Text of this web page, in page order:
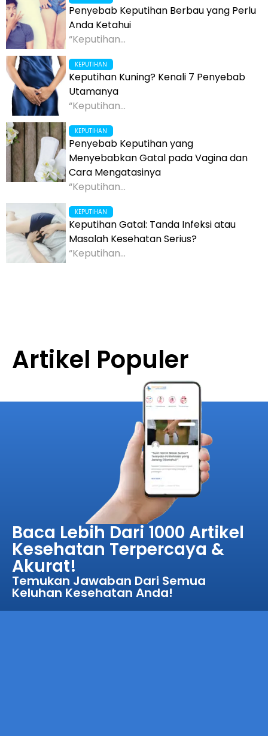
Penyebab Keputihan Berbau yang Perlu
Anda Ketahui
“Keputihan...
KEPUTIHAN
Keputihan Kuning? Kenali 7 Penyebab
Utamanya
“Keputihan...
KEPUTIHAN
Penyebab Keputihan yang
Menyebabkan Gatal pada Vagina dan
Cara Mengatasinya
“Keputihan...
KEPUTIHAN
Keputihan Gatal: Tanda Infeksi atau
Masalah Kesehatan Serius?
“Keputihan...
Artikel Populer
Baca Lebih Dari 1000 Artikel
Kesehatan Terpercaya &
Akurat!
Temukan Jawaban Dari Semua
Keluhan Kesehatan Anda!